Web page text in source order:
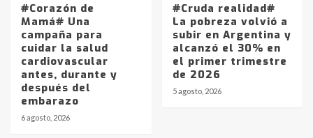
#Corazón de
Mamá# Una
campaña para
cuidar la salud
cardiovascular
antes, durante y
después del
embarazo
6 agosto, 2026
#Cruda realidad#
La pobreza volvió a
subir en Argentina y
alcanzó el 30% en
el primer trimestre
de 2026
5 agosto, 2026